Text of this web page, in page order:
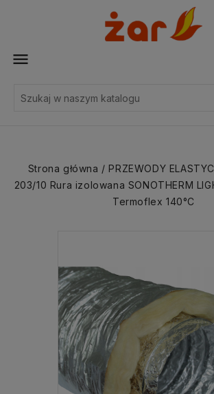

Strona główna PRZEWODY
203/10 Rura izolowana SONOTHERM
Termoflex 140°C